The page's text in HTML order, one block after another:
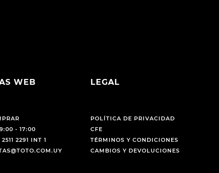
WEB
- 17:00
2291 INT 1
LEGAL
POLÍTICA DE PRIVACIDAD
CFE
TÉRMINOS Y CONDICIONES
CAMBIOS Y DEVOLUCIONES